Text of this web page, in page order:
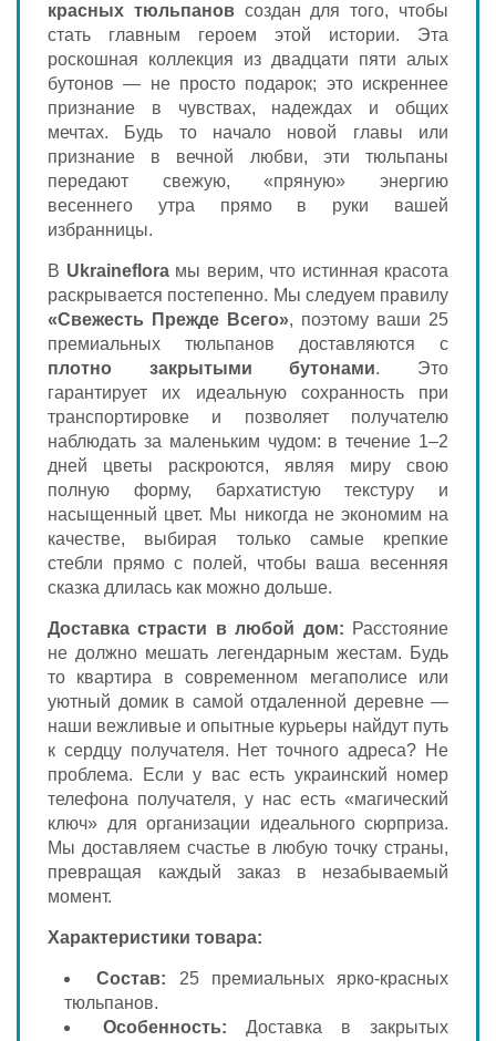
красных тюльпановсоздан для того, чтобы
стать главным героем этой истории. Эта
роскошная коллекция из двадцати пяти алых
бутонов — не просто подарок; это искреннее
признание в чувствах, надеждах и общих
мечтах. Будь то начало новой главы или
признание в вечной любви, эти тюльпаны
передают свежую, «пряную» энергию
весеннего утра прямо в руки вашей
избранницы.
В Ukrainefloraмы верим, что истинная красота
раскрывается постепенно. Мы следуем правилу
«Свежесть Прежде Всего», поэтому ваши 25
премиальных тюльпанов доставляются с
плотно закрытыми бутонами. Это
гарантирует их идеальную сохранность при
транспортировке и позволяет получателю
наблюдать за маленьким чудом: в течение 1–2
дней цветы раскроются, являя миру свою
полную форму, бархатистую текстуру и
насыщенный цвет. Мы никогда не экономим на
качестве, выбирая только самые крепкие
стебли прямо с полей, чтобы ваша весенняя
сказка длилась как можно дольше.
Доставка страсти в любой дом: Расстояние
не должно мешать легендарным жестам. Будь
то квартира в современном мегаполисе или
уютный домик в самой отдаленной деревне —
наши вежливые и опытные курьеры найдут путь
к сердцу получателя. Нет точного адреса? Не
проблема. Если у вас есть украинский номер
телефона получателя, у нас есть «магический
ключ» для организации идеального сюрприза.
Мы доставляем счастье в любую точку страны,
превращая каждый заказ в незабываемый
момент.
Характеристики товара:
Состав: 25 премиальных ярко-красных
тюльпанов.
Особенность: Доставка в закрытых